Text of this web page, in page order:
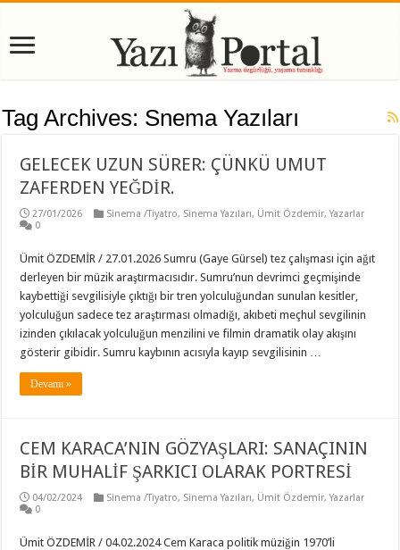
Tag Archives: Snema Yazıları
GELECEK UZUN SÜRER: ÇÜNKÜ UMUT
ZAFERDEN YEĞDİR.
27/01/2026 Sinema /Tiyatro, Sinema Yazıları, Ümit Özdemir,Yazarlar
0
Ümit ÖZDEMİR / 27.01.2026 Sumru (Gaye Gürsel) tez çalışması için ağıt
derleyen bir müzik araştırmacısıdır. Sumru’nun devrimci geçmişinde
kaybettiği sevgilisiyle çıktığı bir tren yolculuğundan sunulan kesitler,
yolculuğun sadece tez araştırması olmadığı, akıbeti meçhul sevgilinin
izinden çıkılacak yolculuğun menzilini ve filmin dramatik olay akışını
gösterir gibidir. Sumru kaybının acısıyla kayıp sevgilisinin …
Devamı »
CEM KARACA’NIN GÖZYAŞLARI: SANAÇININ
BİR MUHALİF ŞARKICI OLARAK PORTRESİ
04/02/2024 Sinema /Tiyatro, Sinema Yazıları, Ümit Özdemir,Yazarlar
0
Ümit ÖZDEMİR / 04.02.2024 Cem Karaca politik müziğin 1970’li